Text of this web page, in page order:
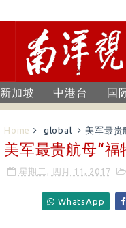
新加坡 中港台 国
Home global 美军最贵
美军最贵航母“福
星期二, 四月 11, 2017
WhatsApp